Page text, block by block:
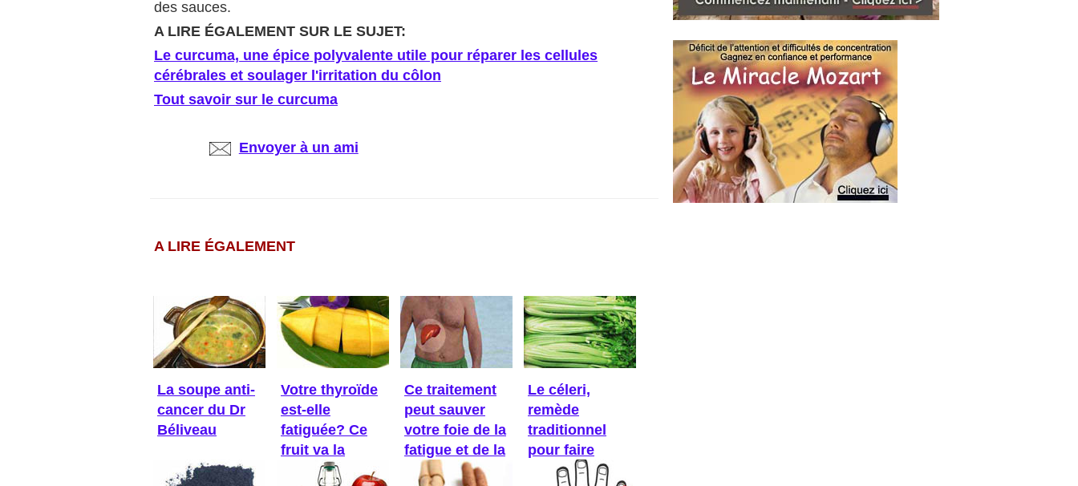
des sauces.
A LIRE ÉGALEMENT SUR LE SUJET:
Le curcuma, une épice polyvalente utile pour réparer les cellules
cérébrales et soulager l'irritation du côlon
Tout savoir sur le curcuma
Envoyer à un ami
A LIRE ÉGALEMENT
La soupe anti-
cancer du Dr
Béliveau
Votre thyroïde
est-elle
fatiguée? Ce
fruit va la
réveiller!
Ce traitement
peut sauver
votre foie de la
fatigue et de la
Le céleri,
remède
traditionnel
pour faire
baisser la ...